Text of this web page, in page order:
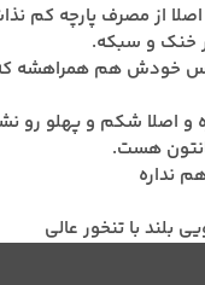
اصلا از مصرف پارچه کم
خنک و سبکه.
خودش هم همراهشه
و اصلا شکم و پهلو رو
هست.
نداره
بلند با تنخور عالی